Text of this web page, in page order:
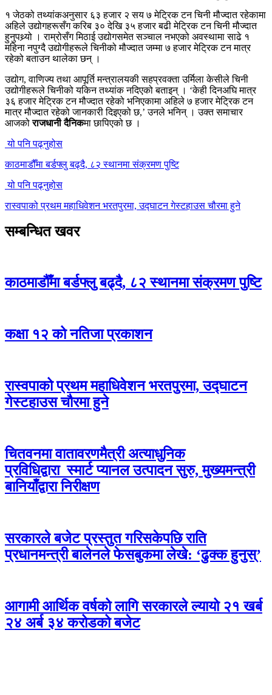
१ जेठको तथ्यांकअनुसार ६३ हजार २ सय ७ मेट्रिक टन चिनी मौज्दात रहेकामा
अहिले उद्योगहरूसँग करिब ३० देखि ३५ हजार बढी मेट्रिक टन चिनी मौज्दात
हुनुपथ्र्यो । राम्रोसँग मिठाई उद्योगसमेत सञ्चाल नभएको अवस्थामा साढे १
महिना नपुग्दै उद्योगीहरूले चिनीको मौज्दात जम्मा ७ हजार मेट्रिक टन मात्र
रहेको बताउन थालेका छन् ।
उद्योग, वाणिज्य तथा आपूर्ति मन्त्रालयकी सहप्रवक्ता उर्मिला केसीले चिनी
उद्योगीहरूले चिनीको यकिन तथ्यांक नदिएको बताइन् । ‘केही दिनअघि मात्र
३६ हजार मेट्रिक टन मौज्दात रहेको भनिएकामा अहिले ७ हजार मेट्रिक टन
मात्र मौज्दात रहेको जानकारी दिइएको छ,’ उनले भनिन् । उक्त समाचार
आजकोराजधानी दैनिकमा छापिएको छ ।
यो पनि पढ्नुहोस
काठमाडौँमा बर्डफ्लु बढ्दै, ८२ स्थानमा संक्रमण पुष्टि
यो पनि पढ्नुहोस
रास्वपाको प्रथम महाधिवेशन भरतपुरमा, उद्घाटन गेस्टहाउस चौरमा हुने
सम्बन्धित खवर
काठमाडौँमा बर्डफ्लु बढ्दै, ८२ स्थानमा संक्रमण पुष्टि
कक्षा १२ को नतिजा प्रकाशन
रास्वपाको प्रथम महाधिवेशन भरतपुरमा, उद्घाटन
गेस्टहाउस चौरमा हुने
चितवनमा वातावरणमैत्री अत्याधुनिक
प्रविधिद्वारा स्मार्ट प्यानल उत्पादन सुरु, मुख्यमन्त्री
बानियाँद्वारा निरीक्षण
सरकारले बजेट प्रस्तुत गरिसकेपछि राति
प्रधानमन्त्री बालेनले फेसबुकमा लेखे: ‘ढुक्क हुनुस्’
आगामी आर्थिक वर्षको लागि सरकारले ल्यायो २१ खर्ब
२४ अर्ब ३४ करोडको बजेट